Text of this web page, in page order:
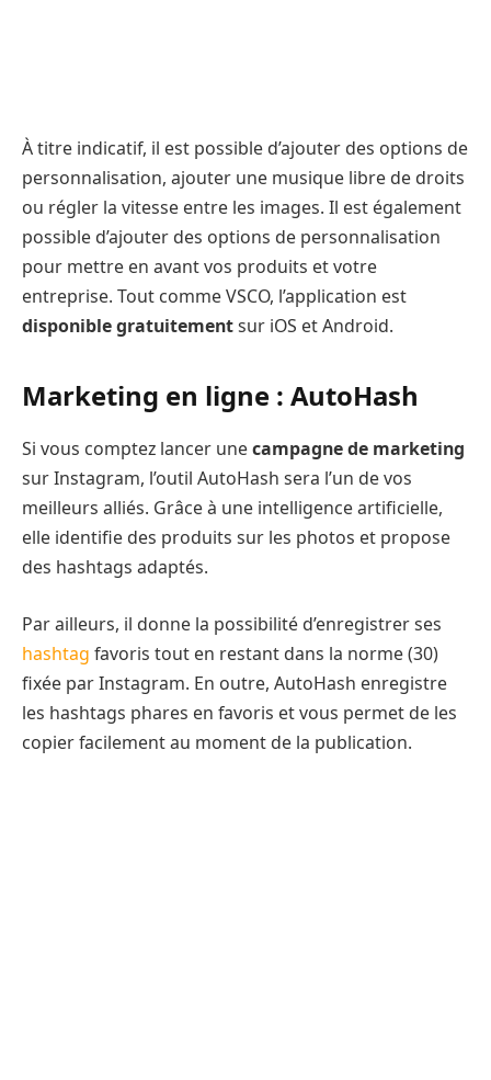
À titre indicatif, il est possible d’ajouter des options de
personnalisation, ajouter une musique libre de droits
ou régler la vitesse entre les images. Il est également
possible d’ajouter des options de personnalisation
pour mettre en avant vos produits et votre
entreprise. Tout comme VSCO, l’application est
disponible gratuitementsur iOS et Android.
Marketing en ligne : AutoHash
Si vous comptez lancer unecampagne de marketing
sur Instagram, l’outil AutoHash sera l’un de vos
meilleurs alliés. Grâce à une intelligence artificielle,
elle identifie des produits sur les photos et propose
des hashtags adaptés.
Par ailleurs, il donne la possibilité d’enregistrer ses
hashtag favoris tout en restant dans la norme (30)
fixée par Instagram. En outre, AutoHash enregistre
les hashtags phares en favoris et vous permet de les
copier facilement au moment de la publication.